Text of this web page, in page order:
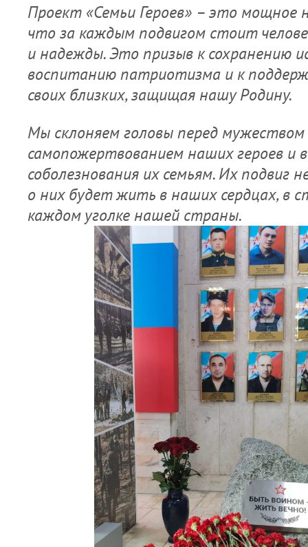
Проект «Семьи Героев» – это мощное
что за каждым подвигом стоит
и надежды. Это призыв к сохранению
воспитанию патриотизма и к
своих близких, защищая нашу Родину.
Мы склоняем головы перед
самопожертвованием наших героев и
соболезнования их семьям. Их подвиг
о них будет жить в наших сердцах, в
каждом уголке нашей страны.